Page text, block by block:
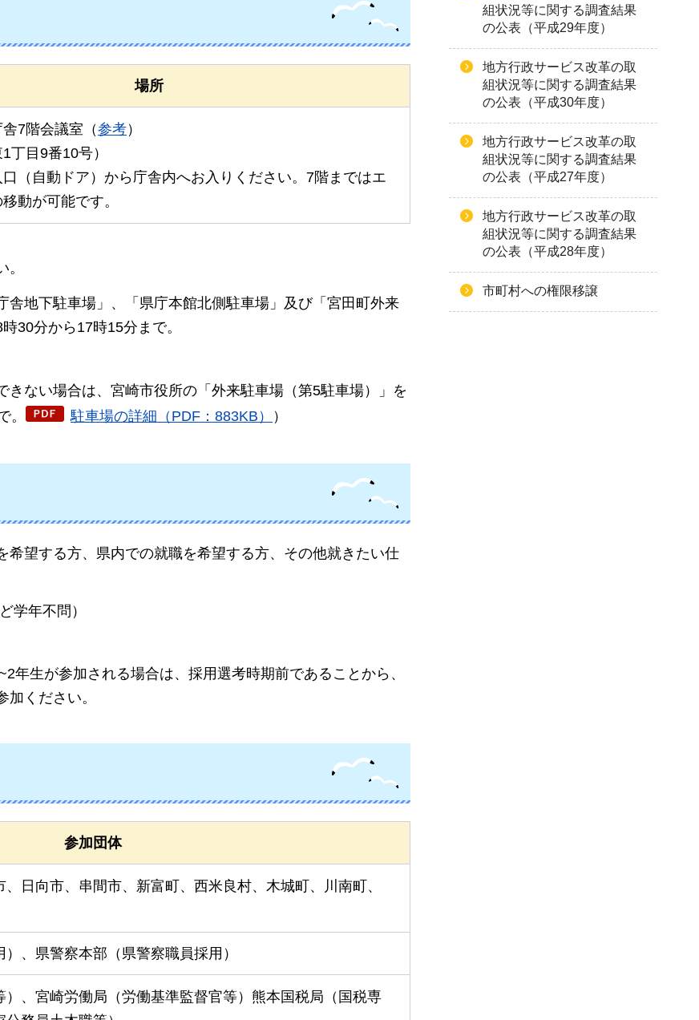
場所
7階会議室（参考）
丁目9番10号）
口（自動ドア）から庁舎内へお入りください。7階まではエ
動が可能です。
舎地下駐車場」、「県庁本館北側駐車場」及び「宮田町外来
30分から17時15分まで。
ない場合は、宮崎市役所の「外来駐車場（第5駐車場）」を
。
駐車場の詳細（PDF：883KB） ）
望する方、県内での就職を希望する方、その他就きたい仕
学年不問）
年生が参加される場合は、採用選考時期前であることから、
ください。
参加団体
日向市、串間市、新富町、西米良村、木城町、川南町、
、県警察本部（県警察職員採用）
、宮崎労働局（労働基準監督官等）熊本国税局（国税専
組状況等に関する調査結果
の公表（平成29年度）
地方行政サービス改革の取
組状況等に関する調査結果
の公表（平成30年度）
地方行政サービス改革の取
組状況等に関する調査結果
の公表（平成27年度）
地方行政サービス改革の取
組状況等に関する調査結果
の公表（平成28年度）
市町村への権限移譲